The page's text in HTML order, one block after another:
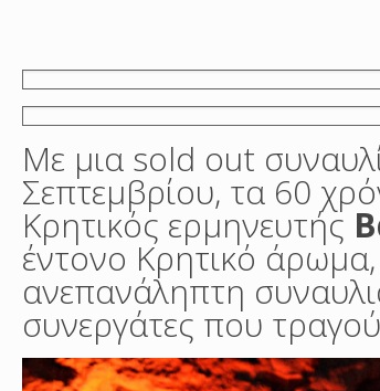
Με μια sold out
Σεπτεμβρίου, τα 60
Κρητικός ερμηνευτής
έντονο Κρητικό
ανεπανάληπτη
συνεργάτες που